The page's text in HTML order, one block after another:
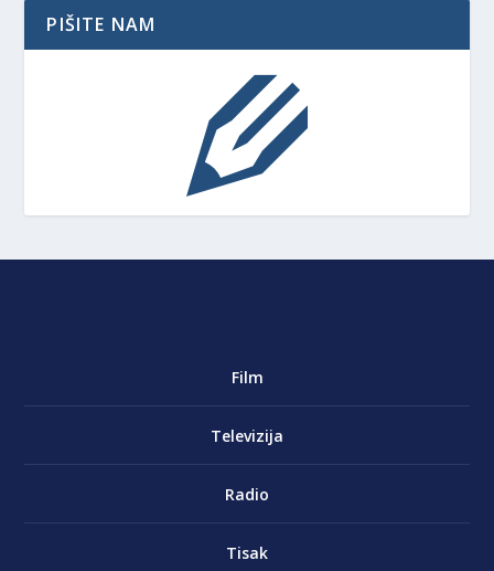
PIŠITE NAM
Film
Televizija
Radio
Tisak